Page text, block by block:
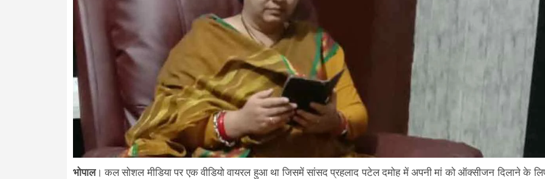
भोपाल। कल सोशल मीडिया पर एक वीडियो वायरल हुआ था जिसमें सांसद प्रहलाद पटेल दमोह में अपनी मां को ऑक्सीजन दिलाने के